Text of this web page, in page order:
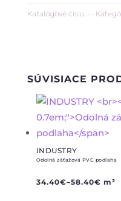
záťažová
Katalógové číslo: -
SÚVISIACE
INDUSTRY
Odolná záťažová PVC podlaha
34.40€–58.40€ m²